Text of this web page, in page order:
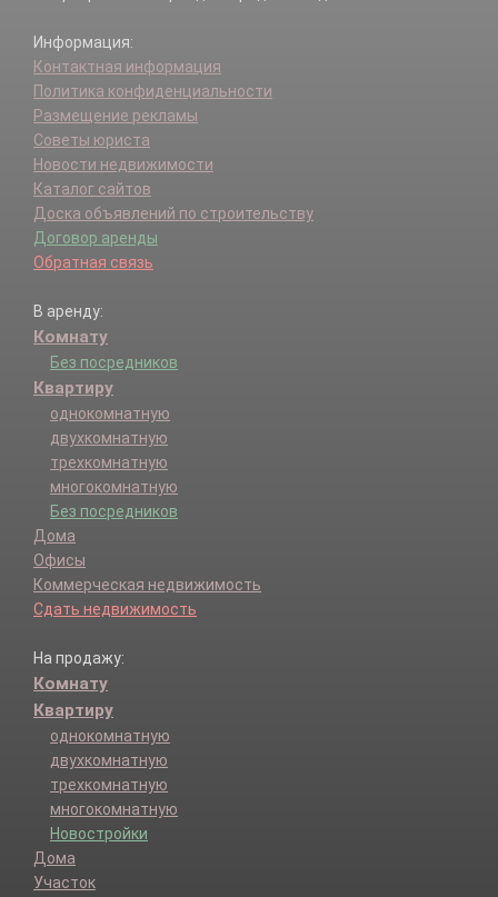
Информация:
Контактная информация
Политика конфиденциальности
Размещение рекламы
Советы юриста
Новости недвижимости
Каталог сайтов
Доска объявлений по строительству
Договор аренды
Обратная связь
В аренду:
Комнату
Без посредников
Квартиру
однокомнатную
двухкомнатную
трехкомнатную
многокомнатную
Без посредников
Дома
Офисы
Коммерческая недвижимость
Сдать недвижимость
На продажу:
Комнату
Квартиру
однокомнатную
двухкомнатную
трехкомнатную
многокомнатную
Новостройки
Дома
Участок